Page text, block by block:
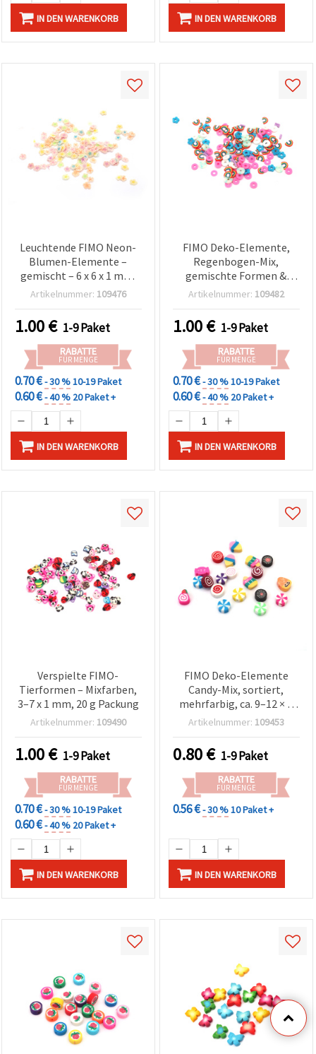
IN DEN WARENKORB IN DEN WARENKORB
Leuchtende FIMO Neon-
Blumen-Elemente –
gemischt – 6 x 6 x 1 mm,
20-g-Packung
Artikelnummer: 109476
1.00€ 1-9 Paket
RABATTE
FÜR MENGE
0.70 €- 30 %10-19 Paket
0.60 €- 40 % 20 Paket +
IN DEN WARENKORB
FIMO Deko-Elemente,
Regenbogen-Mix,
gemischte Formen &
Farben, 3–7 x 1 mm – 20 g
Artikelnummer: 109482
1.00€ 1-9 Paket
RABATTE
FÜR MENGE
0.70 €- 30 %10-19 Paket
0.60 €- 40 % 20 Paket +
IN DEN WARENKORB
Verspielte FIMO-
Tierformen – Mixfarben,
3–7 x 1 mm, 20 g Packung
Artikelnummer: 109490
1.00€ 1-9 Paket
RABATTE
FÜR MENGE
0.70 €- 30 %10-19 Paket
0.60 €- 40 % 20 Paket +
IN DEN WARENKORB
FIMO Deko-Elemente
Candy-Mix, sortiert,
mehrfarbig, ca. 9–12 × 5
mm, Loch: 2 mm, 20 Stück
Artikelnummer: 109453
0.80€ 1-9 Paket
RABATTE
FÜR MENGE
0.56 €- 30 %10 Paket +
IN DEN WARENKORB